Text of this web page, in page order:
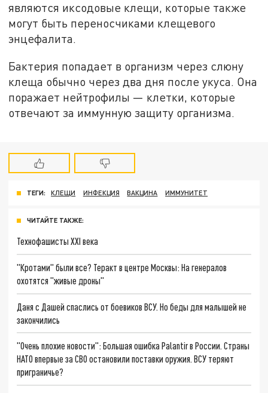
являются иксодовые клещи, которые также
могут быть переносчиками клещевого
энцефалита.
Бактерия попадает в организм через слюну
клеща обычно через два дня после укуса. Она
поражает нейтрофилы — клетки, которые
отвечают за иммунную защиту организма.
ТЕГИ: КЛЕЩИ ИНФЕКЦИЯ ВАКЦИНА ИММУНИТЕТ
ЧИТАЙТЕ ТАКЖЕ:
Технофашисты XXI века
"Кротами" были все? Теракт в центре Москвы: На генералов
охотятся "живые дроны"
Даня с Дашей спаслись от боевиков ВСУ. Но беды для малышей не
закончились
"Очень плохие новости": Большая ошибка Palantir в России. Страны
НАТО впервые за СВО остановили поставки оружия. ВСУ теряют
приграничье?